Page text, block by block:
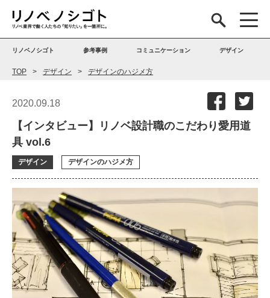
リノベノシゴト 参考事例 コミュニケーション デザイン
TOP デザイン デザインのハジメ方
2020.09.18
【インタビュー】リノベ設計職のこだわり愛用道
具 vol.6
デザイン デザインのハジメ方